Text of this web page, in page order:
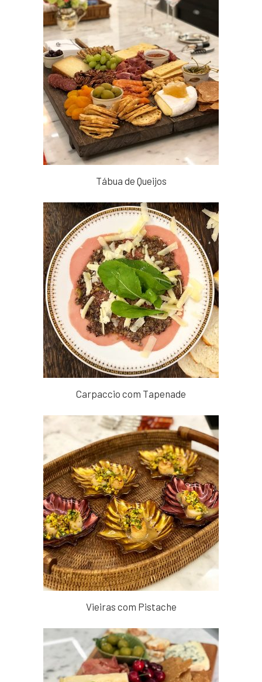
Tábua de Queijos
Carpaccio com Tapenade
Vieiras com Pistache